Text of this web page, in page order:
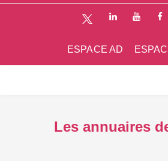
ESPACE AD
Les annuaires